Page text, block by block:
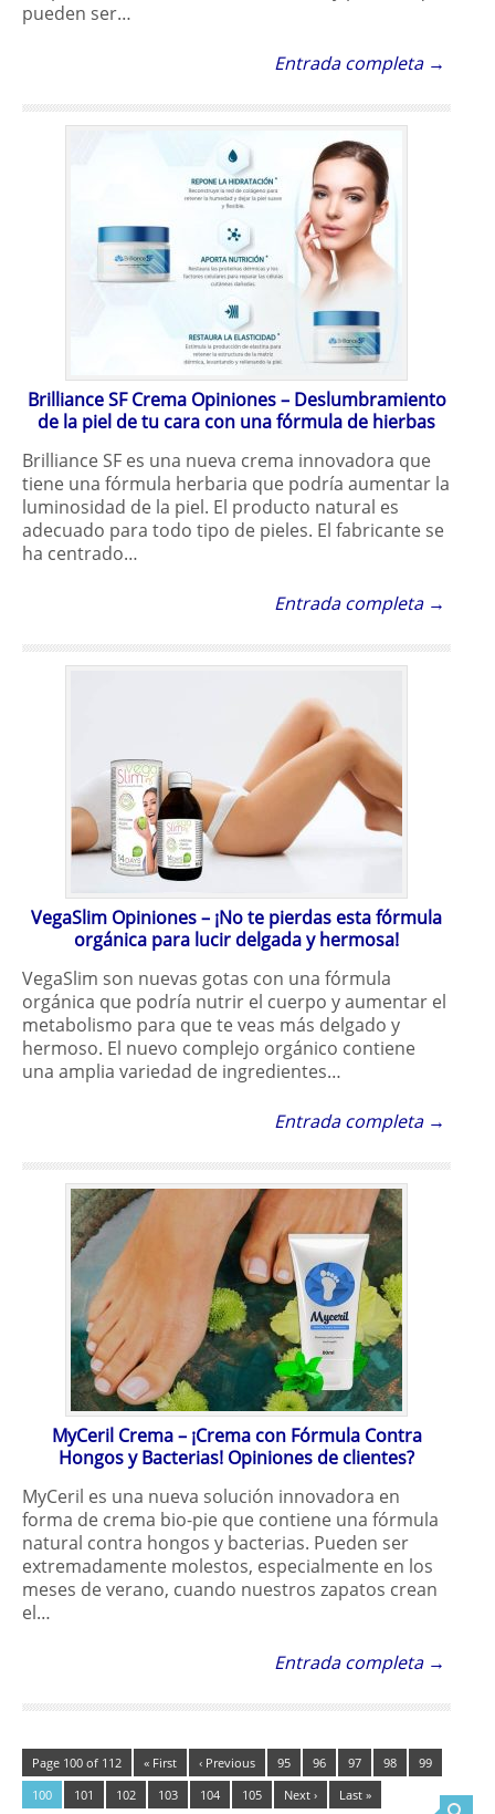
pueden ser…
Entrada completa →
Brilliance SF Crema Opiniones – Deslumbramiento
de la piel de tu cara con una fórmula de hierbas
Brilliance SF es una nueva crema innovadora que
tiene una fórmula herbaria que podría aumentar la
luminosidad de la piel. El producto natural es
adecuado para todo tipo de pieles. El fabricante se
ha centrado…
Entrada completa →
VegaSlim Opiniones – ¡No te pierdas esta fórmula
orgánica para lucir delgada y hermosa!
VegaSlim son nuevas gotas con una fórmula
orgánica que podría nutrir el cuerpo y aumentar el
metabolismo para que te veas más delgado y
hermoso. El nuevo complejo orgánico contiene
una amplia variedad de ingredientes…
Entrada completa →
MyCeril Crema – ¡Crema con Fórmula Contra
Hongos y Bacterias! Opiniones de clientes?
MyCeril es una nueva solución innovadora en
forma de crema bio-pie que contiene una fórmula
natural contra hongos y bacterias. Pueden ser
extremadamente molestos, especialmente en los
meses de verano, cuando nuestros zapatos crean
el…
Entrada completa →
Page 100 of 112 « First ‹ Previous 95 96 97 98
99
100
101 102 103 104 105 Next › Last » Buscar